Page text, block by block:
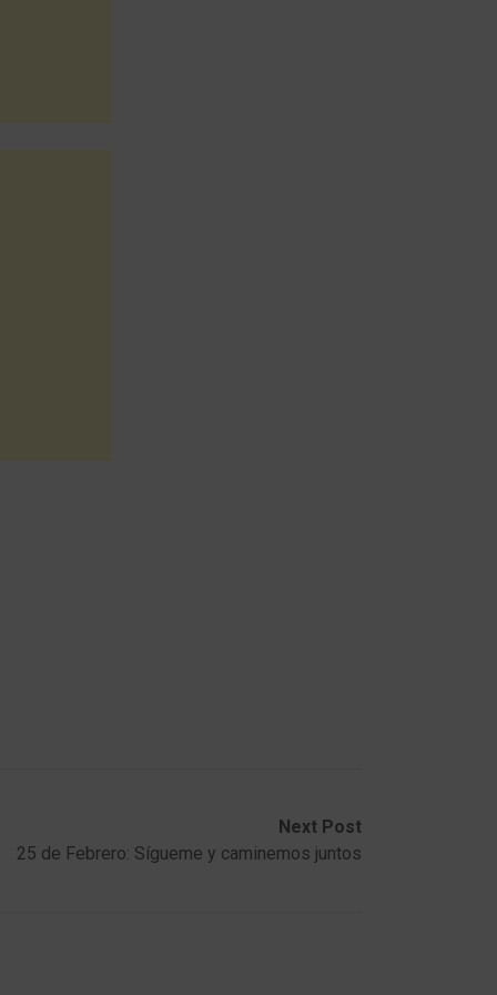
Next Post
25 de Febrero: Sígueme y caminemos juntos